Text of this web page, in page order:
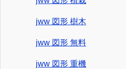
jww 図形 樹木
jww 図形 無料
jww 図形 重機